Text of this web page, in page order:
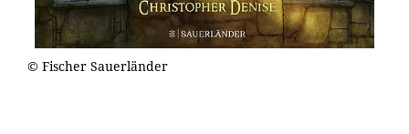
© Fischer Sauerländer